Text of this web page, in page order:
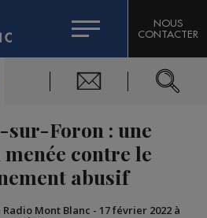
DE L'EXPERT
MACHINERY
DOMAINES SKIABLES
BIGARD
DU MONT-BLANC
NOUS
CONTACTER
sur-Foron : une
contre le
abusif
Mont Blanc - 17 février 2022 à